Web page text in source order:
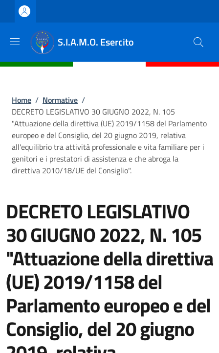
Salta al contenuto principale
Skip to footer content
S.I.A.M.O. Esercito
Briciole di pane
Home / Normative /
DECRETO LEGISLATIVO 30 GIUGNO 2022, N. 105
"Attuazione della direttiva (UE) 2019/1158 del Parlamento
europeo e del Consiglio, del 20 giugno 2019, relativa
all'equilibrio tra attività professionale e vita familiare per i
genitori e i prestatori di assistenza e che abroga la
direttiva 2010/18/UE del Consiglio".
DECRETO LEGISLATIVO
30 GIUGNO 2022, N. 105
"Attuazione della direttiva
(UE) 2019/1158 del
Parlamento europeo e del
Consiglio, del 20 giugno